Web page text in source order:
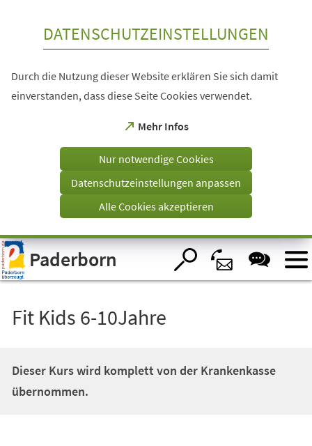
Visuelle
Assistenzsoftware
öffnen.
DATENSCHUTZEINSTELLUNGEN
Durch die Nutzung dieser Website erklären Sie sich damit
einverstanden, dass diese Seite Cookies verwendet.
Mehr Infos
(Öffnet
einem
Tab)
Nur notwendige Cookies
Datenschutzeinstellungen anpassen
Alle Cookies akzeptieren
Paderborn
Fit Kids 6-10Jahre
Dieser Kurs wird komplett von der Krankenkasse
übernommen.